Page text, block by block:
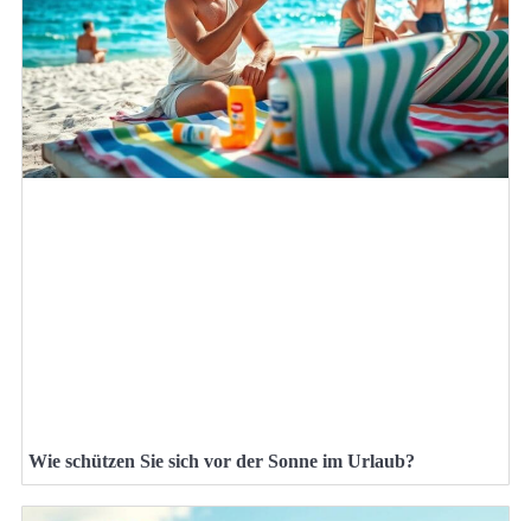
Wie schützen Sie sich vor der Sonne im Urlaub?